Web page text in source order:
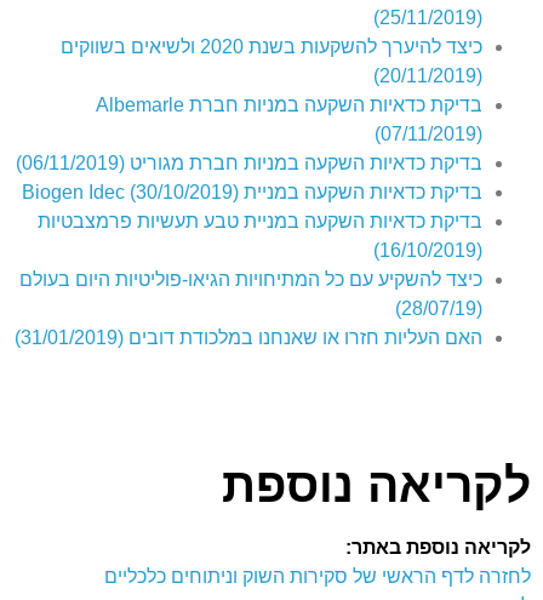
(25/11/2019)
כיצד להיערך להשקעות בשנת 2020 ולשיאים בשווקים
(20/11/2019)
בדיקת כדאיות השקעה במניות חברת Albemarle
(07/11/2019)
בדיקת כדאיות השקעה במניות חברת מגוריט (06/11/2019)
בדיקת כדאיות השקעה במניית Biogen Idec (30/10/2019)
בדיקת כדאיות השקעה במניית טבע תעשיות פרמצבטיות
(16/10/2019)
כיצד להשקיע עם כל המתיחויות הגיאו-פוליטיות היום בעולם
(28/07/19)​
האם העליות חזרו או שאנחנו במלכודת דובים (31/01/2019)
לקריאה נוספת
לקריאה נוספת באתר:
לחזרה לדף הראשי של סקירות השוק וניתוחים כלכליים